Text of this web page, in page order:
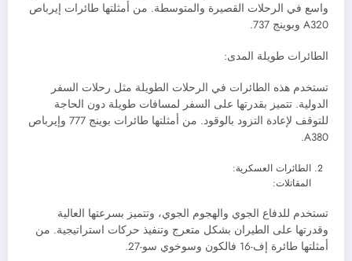
واسع في الرحلات القصيرة والمتوسطة. من أمثلتها طائرات إيرباص
A320 وبوينج 737.
الطائرات طويلة المدى:
تستخدم هذه الطائرات في الرحلات الطويلة مثل رحلات السفر
الدولية. تتميز بقدرتها على السفر لمسافات طويلة دون الحاجة
للتوقف لإعادة التزود بالوقود. من أمثلتها طائرات بوينج 777 وإيرباص
A380.
الطائرات العسكرية:
المقاتلات:
تستخدم للدفاع الجوي والهجوم الجوي، وتتميز بسرعتها العالية
وقدرتها على الطيران بشكل متعرج وتنفيذ حركات استراتيجية. من
أمثلتها طائرة إف-16 فالكون وسوخوي سو-27.